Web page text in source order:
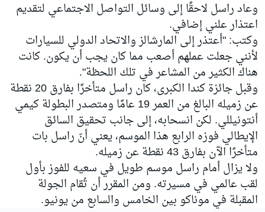
وعاد راسل لاحقًا إلى وسائل التواصل الاجتماعي لتقديم
اعتذار علني إضافي.
وكتب: "أعتذر إلى المارشالز والاتحاد الدولي للسيارات
لأنني جعلت عملهم أصعب مما كان يجب أن يكون. كانت
هناك الكثير من المشاعر في تلك اللحظة".
وقبل جائزة كندا الكبرى، كان راسل متأخرًا بفارق 20 نقطة
عن زميله البالغ من العمر 19 عامًا ومتصدر البطولة كيمي
أنتونيللي. لكن انسحابه، إلى جانب تحقيق السائق
الإيطالي فوزه الرابع هذا الموسم، يعني أنّ راسل بات
متأخرًا الآن بفارق 43 نقطة عن زميله.
ولا يزال أمام راسل موسم طويل في سعيه للفوز بأول
لقب عالمي في مسيرته. ومن المقرر أن تُقام الجولة
المقبلة في موناكو بين الخامس والسابع من يونيو.